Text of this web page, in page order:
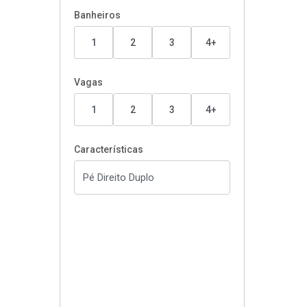
Banheiros
1 2 3 4+
Vagas
1 2 3 4+
Características